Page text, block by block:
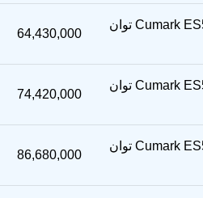
قیمت اینورتر Cumark ES580G توان
64,430,000
قیمت اینورتر Cumark ES580G توان
74,420,000
قیمت اینورتر Cumark ES580G توان
86,680,000